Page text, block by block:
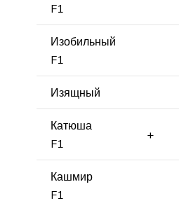
F1
Изобильный
F1
Изящный
Катюша
F1
+
Кашмир
F1